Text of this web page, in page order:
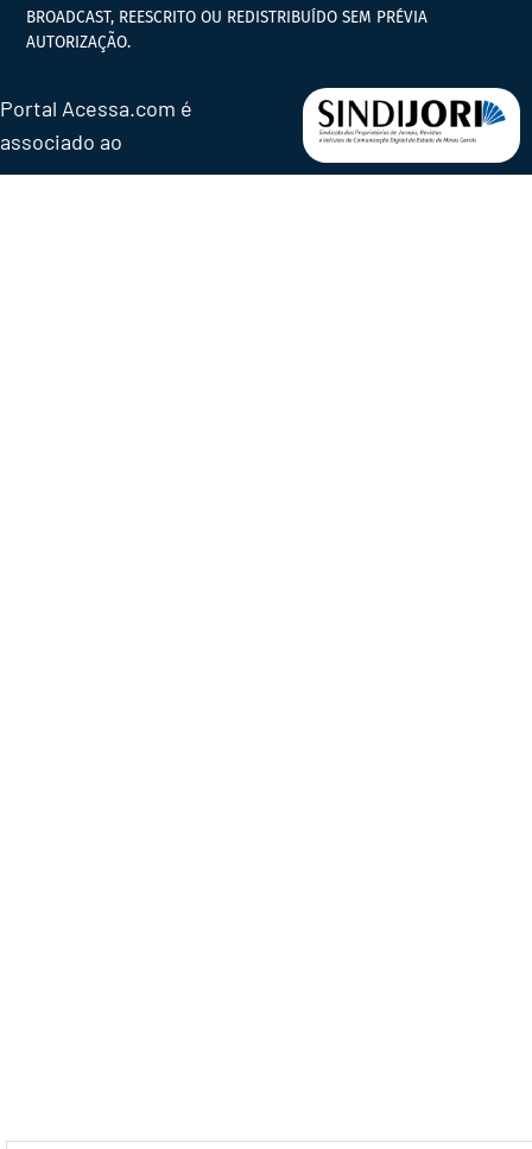
BROADCAST, REESCRITO OU REDISTRIBUÍDO SEM PRÉVIA
AUTORIZAÇÃO.
Portal Acessa.com é
associado ao